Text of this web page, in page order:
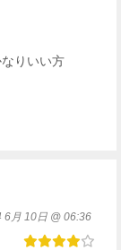
りいい方
6月 10日 @ 06:36